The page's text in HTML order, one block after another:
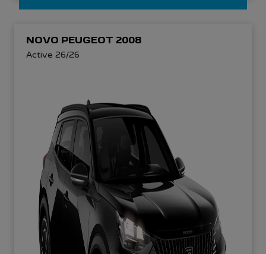
NOVO PEUGEOT 2008
Active 26/26